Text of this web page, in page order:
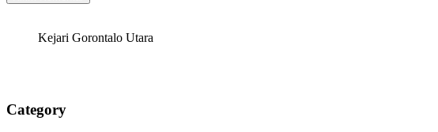
Kejari Gorontalo Utara
Category